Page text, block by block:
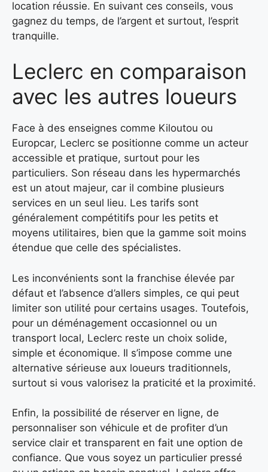
location réussie. En suivant ces conseils, vous
gagnez du temps, de l’argent et surtout, l’esprit
tranquille.
Leclerc en comparaison
avec les autres loueurs
Face à des enseignes comme Kiloutou ou
Europcar, Leclerc se positionne comme un acteur
accessible et pratique, surtout pour les
particuliers. Son réseau dans les hypermarchés
est un atout majeur, car il combine plusieurs
services en un seul lieu. Les tarifs sont
généralement compétitifs pour les petits et
moyens utilitaires, bien que la gamme soit moins
étendue que celle des spécialistes.
Les inconvénients sont la franchise élevée par
défaut et l’absence d’allers simples, ce qui peut
limiter son utilité pour certains usages. Toutefois,
pour un déménagement occasionnel ou un
transport local, Leclerc reste un choix solide,
simple et économique. Il s’impose comme une
alternative sérieuse aux loueurs traditionnels,
surtout si vous valorisez la praticité et la proximité.
Enfin, la possibilité de réserver en ligne, de
personnaliser son véhicule et de profiter d’un
service clair et transparent en fait une option de
confiance. Que vous soyez un particulier pressé